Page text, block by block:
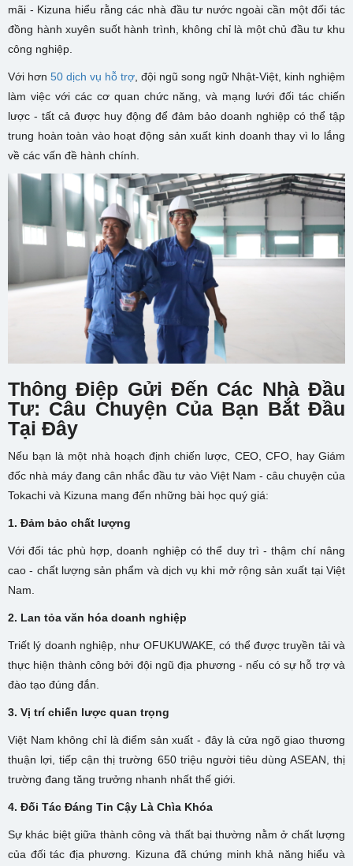
mãi - Kizuna hiểu rằng các nhà đầu tư nước ngoài cần một đối tác
đồng hành xuyên suốt hành trình, không chỉ là một chủ đầu tư khu
công nghiệp.
Với hơn 50 dịch vụ hỗ trợ , đội ngũ song ngữ Nhật-Việt, kinh nghiệm
làm việc với các cơ quan chức năng, và mạng lưới đối tác chiến
lược - tất cả được huy động để đảm bảo doanh nghiệp có thể tập
trung hoàn toàn vào hoạt động sản xuất kinh doanh thay vì lo lắng
về các vấn đề hành chính.
Thông Điệp Gửi Đến Các Nhà Đầu
Tư: Câu Chuyện Của Bạn Bắt Đầu
Tại Đây
Nếu bạn là một nhà hoạch định chiến lược, CEO, CFO, hay Giám
đốc nhà máy đang cân nhắc đầu tư vào Việt Nam - câu chuyện của
Tokachi và Kizuna mang đến những bài học quý giá:
1. Đảm bảo chất lượng
Với đối tác phù hợp, doanh nghiệp có thể duy trì - thậm chí nâng
cao - chất lượng sản phẩm và dịch vụ khi mở rộng sản xuất tại Việt
Nam.
2. Lan tỏa văn hóa doanh nghiệp
Triết lý doanh nghiệp, như OFUKUWAKE, có thể được truyền tải và
thực hiện thành công bởi đội ngũ địa phương - nếu có sự hỗ trợ và
đào tạo đúng đắn.
3. Vị trí chiến lược quan trọng
Việt Nam không chỉ là điểm sản xuất - đây là cửa ngõ giao thương
thuận lợi, tiếp cận thị trường 650 triệu người tiêu dùng ASEAN, thị
trường đang tăng trưởng nhanh nhất thế giới.
4. Đối Tác Đáng Tin Cậy Là Chìa Khóa
Sự khác biệt giữa thành công và thất bại thường nằm ở chất lượng
của đối tác địa phương. Kizuna đã chứng minh khả năng hiểu và